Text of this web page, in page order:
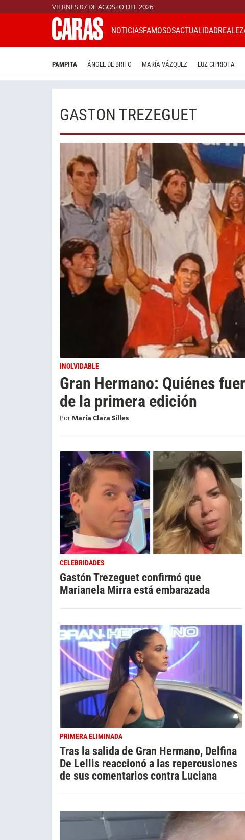
VIERNES 07 DE AGOSTO DEL 2026
NOTICIASFAMOSOSACTUALIDAD
PAMPITA ÁNGEL DE BRITO MARÍA VÁZQUEZ LUZ CIPRIOTA
GASTON TREZEGUET
INOLVIDABLE
Gran Hermano: Quiénes
de la primera edición
Por María Clara Silles
CELEBRIDADES
Gastón Trezeguet confirmó que
Marianela Mirra está embarazada
PRIMERA ELIMINADA
Tras la salida de Gran Hermano, Delfina
De Lellis reaccionó a las repercusiones
de sus comentarios contra Luciana